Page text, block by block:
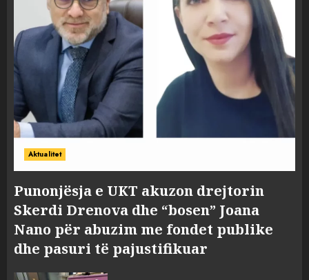
Aktualitet
Punonjësja e UKT akuzon drejtorin
Skerdi Drenova dhe “bosen” Joana
Nano për abuzim me fondet publike
dhe pasuri të pajustifikuar